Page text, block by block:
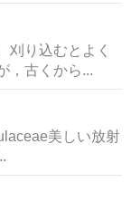
刈り込むとよく
，古くから...
美しい放射